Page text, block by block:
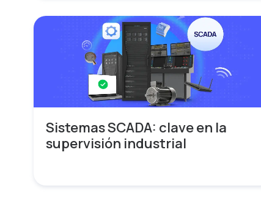
Sistemas SCADA: clave en la
supervisión industrial